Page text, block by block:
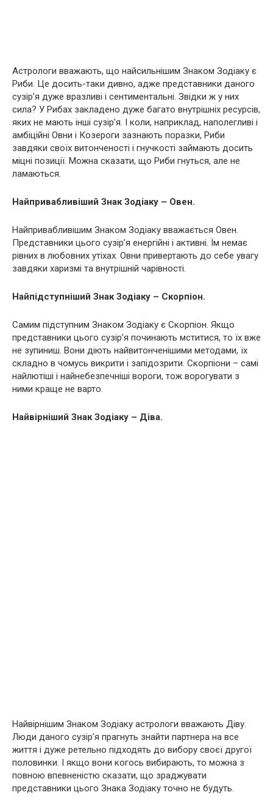
Астрологи вважають, що найсильнішим Знаком Зодіаку є
Риби. Це досить-таки дивно, адже представники даного
сузір’я дуже вразливі і сентиментальні. Звідки ж у них
сила? У Рибах закладено дуже багато внутрішніх ресурсів,
яких не мають інші сузір’я. І коли, наприклад, наполегливі і
амбіційні Овни і Козероги зазнають поразки, Риби
завдяки своїх витонченості і гнучкості займають досить
міцні позиції. Можна сказати, що Риби гнуться, але не
ламаються.
Найпривабливіший Знак Зодіаку – Овен.
Найпривабливішим Знаком Зодіаку вважається Овен.
Представники цього сузір’я енергійні і активні. Їм немає
рівних в любовних утіхах. Овни привертають до себе увагу
завдяки харизмі та внутрішній чарівності.
Найпідступніший Знак Зодіаку – Скорпіон.
Самим підступним Знаком Зодіаку є Скорпіон. Якщо
представники цього сузір’я починають мститися, то їх вже
не зупиниш. Вони діють найвитонченішими методами, їх
складно в чомусь викрити і запідозрити. Скорпіони – самі
найлютіші і найнебезпечніші вороги, тож ворогувати з
ними краще не варто.
Найвірніший Знак Зодіаку – Діва.
Найвірнішим Знаком Зодіаку астрологи вважають Діву.
Люди даного сузір’я прагнуть знайти партнера на все
життя і дуже ретельно підходять до вибору своєї другої
половинки. І якщо вони когось вибирають, то можна з
повною впевненістю сказати, що зраджувати
представники цього Знака Зодіаку точно не будуть.